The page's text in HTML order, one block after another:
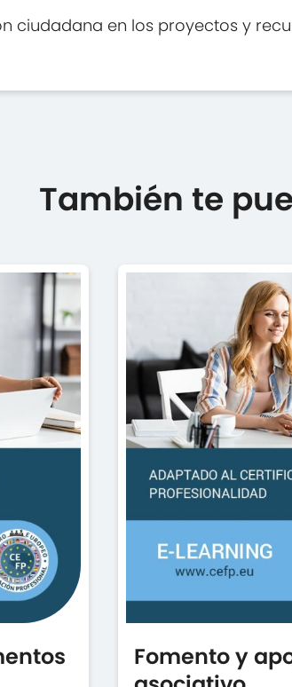
ciudadana en los proyectos y
También te
Fomento y